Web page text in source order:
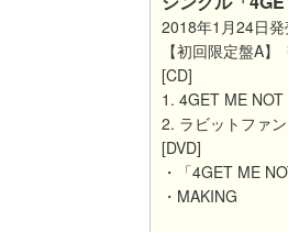
2018年1月24日
【初回限定盤A
[CD]
1. 4GET ME NOT
2. ラビットファ
[DVD]
・「4GET ME
・MAKING